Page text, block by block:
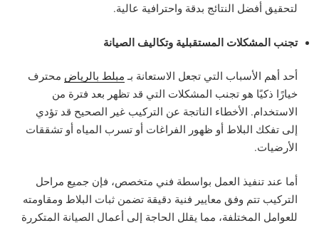
لتحقيق أفضل النتائج بدقة واحترافية عالية.
تجنب المشكلات المستقبلية وتكاليف الصيانة
أحد أهم الأسباب التي تجعل الاستعانة بـ مبلط بالرياض محترف
خيارًا ذكيًا هو تجنب المشكلات التي قد تظهر بعد فترة من
الاستخدام. الأخطاء الناتجة عن التركيب غير الصحيح قد تؤدي
إلى تفكك البلاط أو ظهور الفراغات أو تسرب المياه أو تشققات
الأرضيات.
أما عند تنفيذ العمل بواسطة فني متخصص، فإن جميع مراحل
التركيب تتم وفق معايير فنية دقيقة تضمن ثبات البلاط ومقاومته
للعوامل المختلفة، مما يقلل الحاجة إلى أعمال الصيانة المتكررة